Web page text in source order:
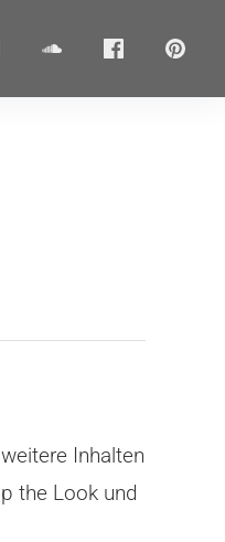
soundcloudFacebook
Inhalten
the Look und